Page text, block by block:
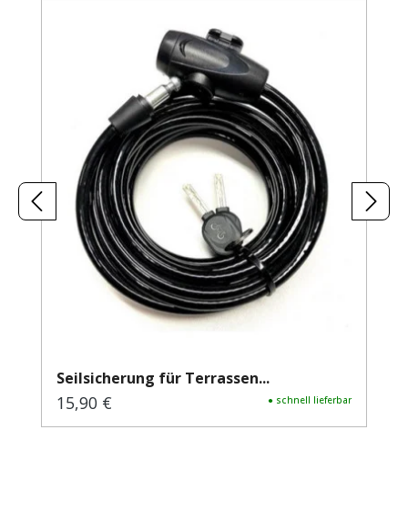
Seilsicherung für Terrassen...
Regulärer Preis:
15,90 € ● schnell lieferbar